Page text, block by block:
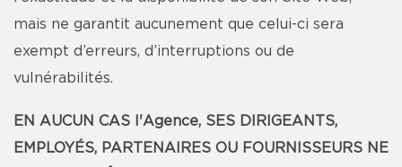
mais ne garantit aucunement que celui-ci sera
exempt d’erreurs, d’interruptions ou de
vulnérabilités.
EN AUCUN CAS l'Agence, SES DIRIGEANTS,
EMPLOYÉS, PARTENAIRES OU FOURNISSEURS NE